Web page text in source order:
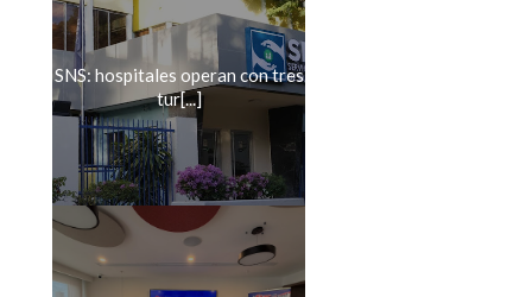
SNS: hospitales operan con tres
tur[...]